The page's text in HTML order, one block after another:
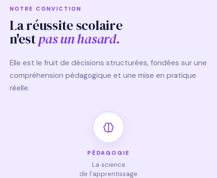
NOTRE CONVICTION
La réussite scolaire
n'estpas un hasard.
Elle est le fruit de décisions structurées, fondées sur une
compréhension pédagogique et une mise en pratique
réelle.
PÉDAGOGIE
La science
de l'apprentissage